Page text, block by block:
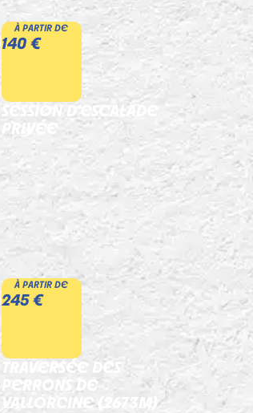
À PARTIR DE
140 €
SESSION D’ESCALADE
PRIVÉE
À PARTIR DE
245 €
TRAVERSÉE DES
PERRONS DE
VALLORCINE (2673M)